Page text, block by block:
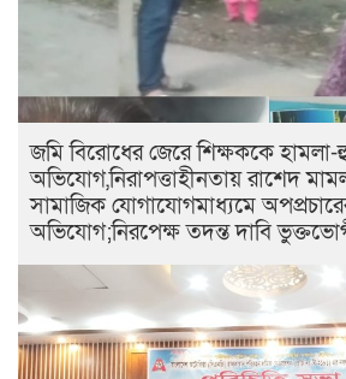
জমি বিরোধের জেরে শিক্ষককে
অভিযোগ,নিরাপত্তাহীনতায় রাশেদ
সামাজিক যোগাযোগমাধ্যমে
অভিযোগ;নিরপেক্ষ তদন্ত দাবি